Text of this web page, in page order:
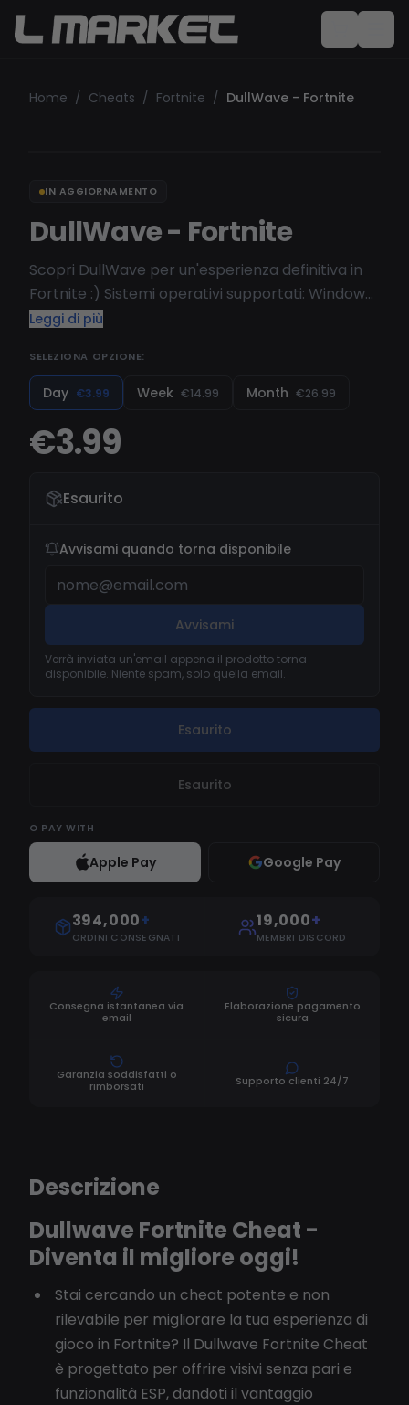
Home / Cheats / Fortnite / DullWave - Fortnite
IN AGGIORNAMENTO
DullWave - Fortnite
Scopri DullWave per un'esperienza definitiva in
Fortnite :) Sistemi operativi supportati: Windows
10 [ 1903, 1909, 2004, 20H1, 20H2, 21H1, 21H2, 22H2 ]
nessuna di queste versioni)
Leggi di più
SELEZIONA OPZIONE:
Day €3.99 Week €14.99 Month €26.99
€3.99
Esaurito
Avvisami quando torna disponibile
Avvisami
Verrà inviata un'email appena il prodotto torna
disponibile. Niente spam, solo quella email.
Esaurito
Esaurito
O PAY WITH
Apple Pay Google Pay
394,000+
ORDINI CONSEGNATI
19,000+
MEMBRI DISCORD
Consegna istantanea via
email
Elaborazione pagamento
sicura
Garanzia soddisfatti o
rimborsati
Supporto clienti 24/7
Descrizione
Dullwave Fortnite Cheat -
Diventa il migliore oggi!
Stai cercando un cheat potente e non
rilevabile per migliorare la tua esperienza di
gioco in Fortnite? Il Dullwave Fortnite Cheat
è progettato per offrire visivi senza pari e
funzionalità ESP, dandoti il vantaggio